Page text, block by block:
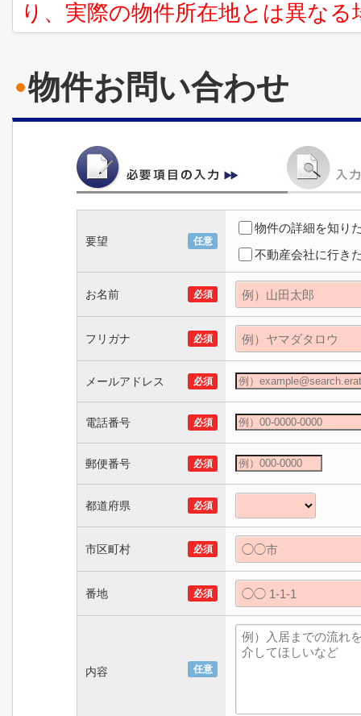
り、実際の物件所在地とは異な
物件お問い合わせ
要望 任意
物件の詳細を知り
不動産会社に行き
お名前 必須
フリガナ 必須
メールアドレス 必須
電話番号 必須
郵便番号 必須
都道府県 必須
市区町村 必須
番地 必須
内容 任意